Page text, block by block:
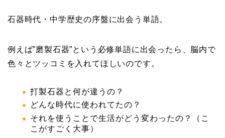
石器時代・中学歴史の序盤に出会う単語。
例えば”磨製石器”という必修単語に出会ったら、脳内で
色々とツッコミを入れてほしいのです。
打製石器と何が違うの？
どんな時代に使われてたの？
それを使うことで生活がどう変わったの？（こ
こがすごく大事）